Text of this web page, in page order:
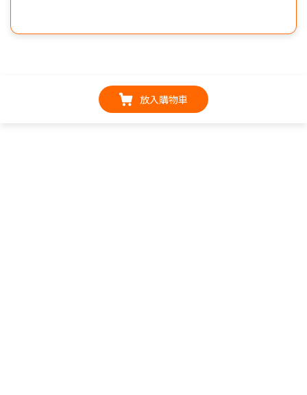
放入購物車